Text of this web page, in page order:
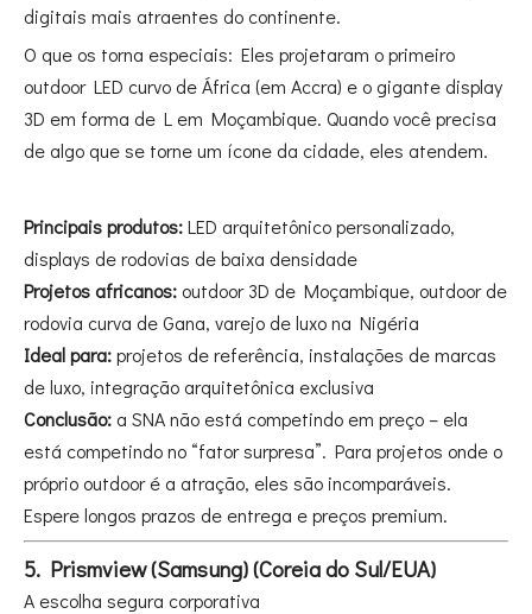
digitais mais atraentes do continente.
O que os torna especiais: Eles projetaram o primeiro
outdoor LED curvo de África (em Accra) e o gigante display
3D em forma de L em Moçambique. Quando você precisa
de algo que se torne um ícone da cidade, eles atendem.
Principais produtos:LED arquitetônico personalizado,
displays de rodovias de baixa densidade
Projetos africanos: outdoor 3D de Moçambique, outdoor de
rodovia curva de Gana, varejo de luxo na Nigéria
Ideal para:projetos de referência, instalações de marcas
de luxo, integração arquitetônica exclusiva
Conclusão: a SNA não está competindo em preço – ela
está competindo no “fator surpresa”. Para projetos onde o
próprio outdoor é a atração, eles são incomparáveis.
Espere longos prazos de entrega e preços premium.
5. Prismview (Samsung) (Coreia do Sul/EUA)
A escolha segura corporativa